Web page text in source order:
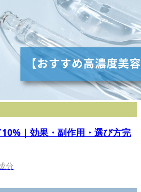
｜効果・副作用・選び方完
分